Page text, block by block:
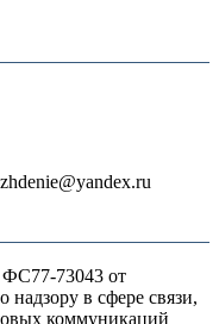
73043 от
надзору в сфере связи,
коммуникаций